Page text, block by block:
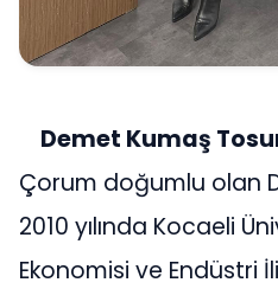
Demet Kumaş
Çorum doğumlu olan
2010 yılında Kocaeli
Ekonomisi ve Endüstri